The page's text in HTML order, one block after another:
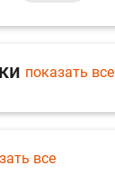
показать все
все